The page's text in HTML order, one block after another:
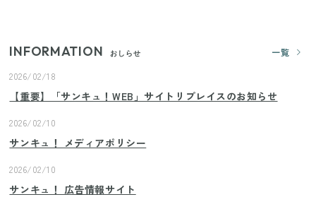
INFORMATION おしらせ
一覧
2026/02/18
【重要】「サンキュ！WEB」サイトリプレイスのお知らせ
2026/02/10
サンキュ！ メディアポリシー
2026/02/10
サンキュ！ 広告情報サイト